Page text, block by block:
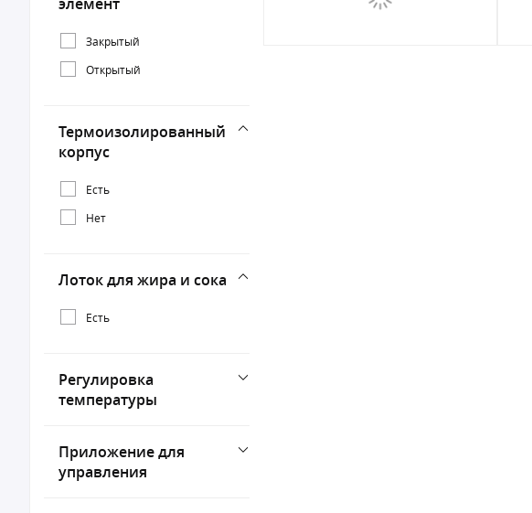
Закрытый
Открытый
Термоизолированный
корпус
Есть
Нет
Лоток для жира и сока
Есть
Регулировка
температуры
Приложение для
управления